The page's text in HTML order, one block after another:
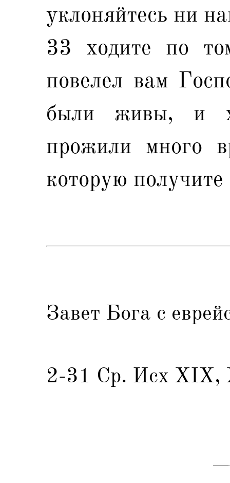
уклоняйтесь ни
33 ходите по
повелел вам
были живы, и
прожили много
которую
Завет Бога с
2-31 Ср. Исх ХIХ,